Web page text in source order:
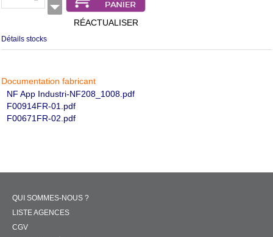
RÉACTUALISER
Détails stocks
Documentation fabricant
NF App Industri-NF208_1008.pdf
F00914FR-01.pdf
F00671FR-02.pdf
QUI SOMMES-NOUS ?
LISTE AGENCES
CGV